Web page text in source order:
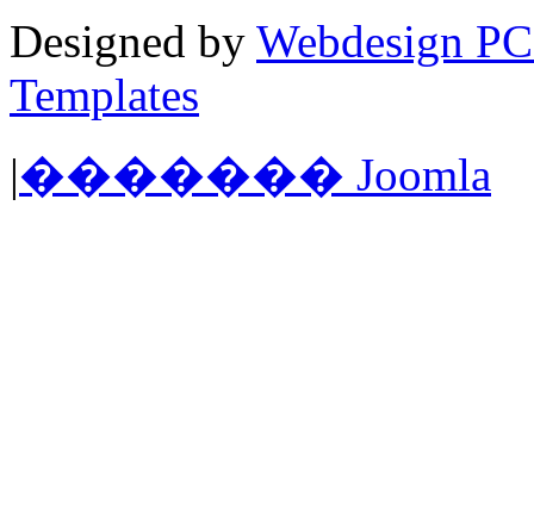
Designed by Webdesign
Templates
|������� Joomla